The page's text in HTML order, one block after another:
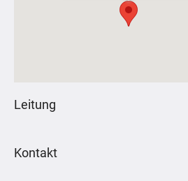
Leitung
Kontakt